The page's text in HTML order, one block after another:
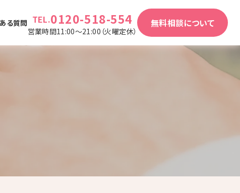
る質問 TEL.0120-518-554
営業時間11:00～21:00（火曜定休）
無料相談について